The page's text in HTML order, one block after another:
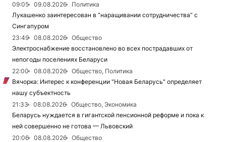
09:05
09.08.2026
Политика
Лукашенко заинтересован в “наращивании сотрудничества” с
Сингапуром
23:49
08.08.2026
Общество
Электроснабжение восстановлено во всех пострадавших от
непогоды поселениях Беларуси
22:00
08.08.2026
Общество, Политика
Вячорка: Интерес к конференции "Новая Беларусь" определяет
нашу субъектность
21:33
08.08.2026
Общество, Экономика
Беларусь нуждается в гигантской пенсионной реформе и пока к
ней совершенно не готова — Львовский
20:06
08.08.2026
Общество